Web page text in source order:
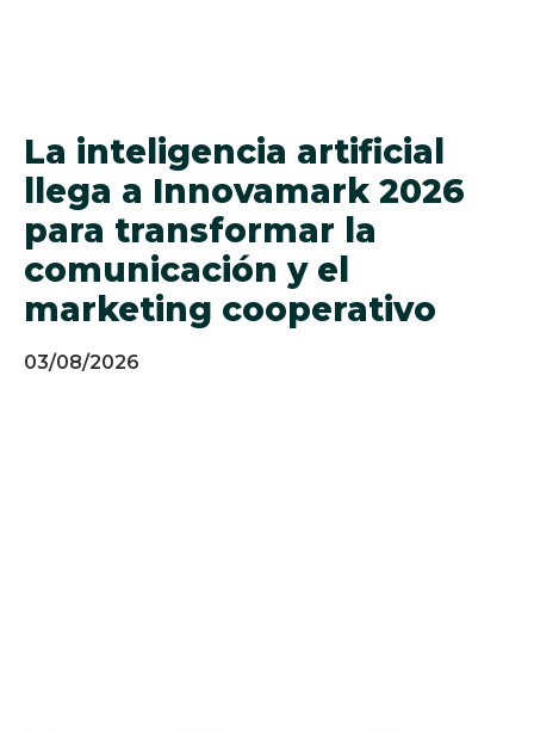
La inteligencia artificial
llega a Innovamark 2026
para transformar la
comunicación y el
marketing cooperativo
03/08/2026